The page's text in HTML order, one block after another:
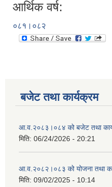
आर्थिक वर्ष:
०८१।०८२
बजेट तथा कार्यक्रम
आ.व.२०८३।०८४ को बजेट तथा
मिति: 06/24/2026 - 20:21
आ.व.२०८२।०८३ को योजना तथा
मिति: 09/02/2025 - 10:14